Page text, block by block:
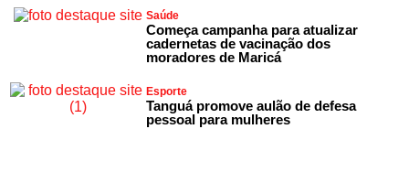
Saúde
Começa campanha para atualizar
cadernetas de vacinação dos
moradores de Maricá
Esporte
Tanguá promove aulão de defesa
pessoal para mulheres